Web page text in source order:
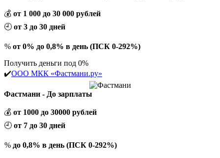
💰 от 1 000 до 30 000 рублей
🕘 от 3 до 30 дней
% от 0% до 0,8% в день (ПСК 0-292%)
Получить деньги под 0%
✔️ООО МКК «Фастмани.ру»
Фастмани - До зарплаты
💰 от 1000 до 30000 рублей
🕘 от 7 до 30 дней
% до 0,8% в день (ПСК 0-292%)